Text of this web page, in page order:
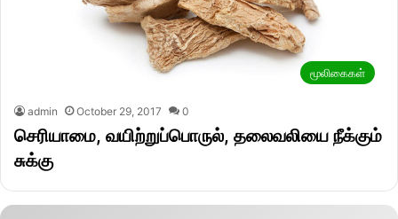
மூலிகைகள்
admin October 29, 2017 0
செரியாமை, வயிற்றுப்பொருல், தலைவலியை நீக்கும்
சுக்கு